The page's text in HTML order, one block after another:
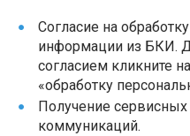
Согласие на
информации из БКИ.
согласием кликните
«обработку
Получение
коммуникаций.